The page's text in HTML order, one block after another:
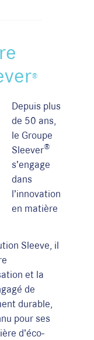
®
Depuis plus
de 50 ans,
le Groupe
Sleever®
s’engage
dans
l’innovation
en matière
Sleeve, il
et la
de
durable,
pour ses
d’éco-